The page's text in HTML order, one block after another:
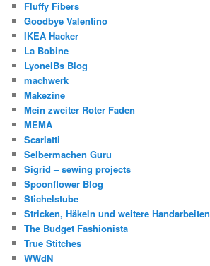
Fluffy Fibers
Goodbye Valentino
IKEA Hacker
La Bobine
LyonelBs Blog
machwerk
Makezine
Mein zweiter Roter Faden
MEMA
Scarlatti
Selbermachen Guru
Sigrid – sewing projects
Spoonflower Blog
Stichelstube
Stricken, Häkeln und weitere Handarbeiten
The Budget Fashionista
True Stitches
WWdN